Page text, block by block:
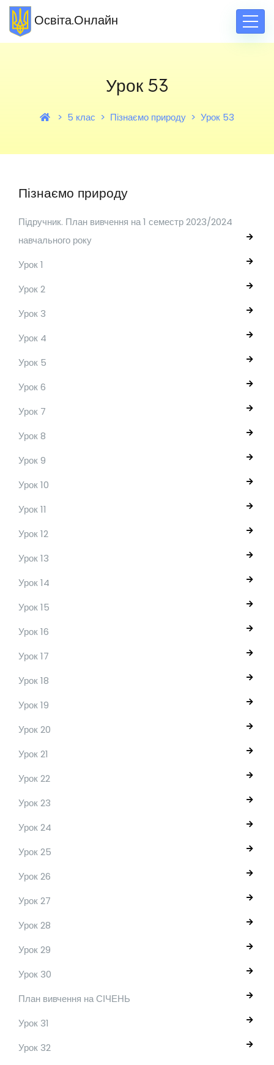
Освіта.Онлайн
Урок 53
5 клас Пізнаємо природу Урок 53
Пізнаємо природу
Підручник. План вивчення на 1 семестр 2023/2024
навчального року
Урок 1
Урок 2
Урок 3
Урок 4
Урок 5
Урок 6
Урок 7
Урок 8
Урок 9
Урок 10
Урок 11
Урок 12
Урок 13
Урок 14
Урок 15
Урок 16
Урок 17
Урок 18
Урок 19
Урок 20
Урок 21
Урок 22
Урок 23
Урок 24
Урок 25
Урок 26
Урок 27
Урок 28
Урок 29
Урок 30
План вивчення на СІЧЕНЬ
Урок 31
Урок 32